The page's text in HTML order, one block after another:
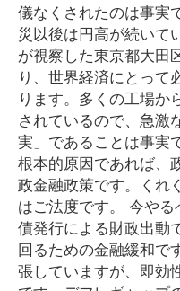
儀なくされたのは事実
災以後は円高が続いて
が視察した東京都大田
り、世界経済にとって
ります。多くの工場か
されているので、急激
実」であることは事実
根本的原因であれば、
政金融政策です。くれ
はご法度です。 今や
債発行による財政出動
回るための金融緩和で
張していますが、即効